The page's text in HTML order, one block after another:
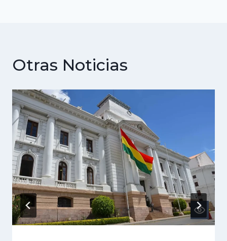
Otras Noticias